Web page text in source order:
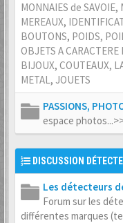
MONNAIES de SAVOIE,
MEREAUX,
BOUTONS, POIDS,
OBJETS A CARACTERE
BIJOUX, COUTEAUX,
METAL, JOUETS
PASSIONS,
espace
DISCUSSION
Les détecteurs
Forum sur les
différentes marques